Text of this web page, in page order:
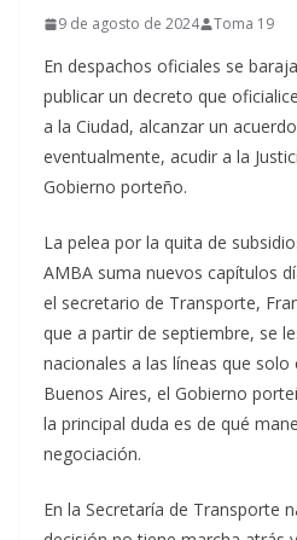
9 de agosto de 2024 Toma 19
En despachos oficiales se
publicar un decreto que
a la Ciudad, alcanzar un
eventualmente, acudir a la
Gobierno porteño.
La pelea por la quita de
AMBA suma nuevos capítulos
el secretario de Transporte,
que a partir de septiembre, se
nacionales a las líneas que solo
Buenos Aires, el Gobierno
la principal duda es de qué
negociación.
En la Secretaría de Transporte